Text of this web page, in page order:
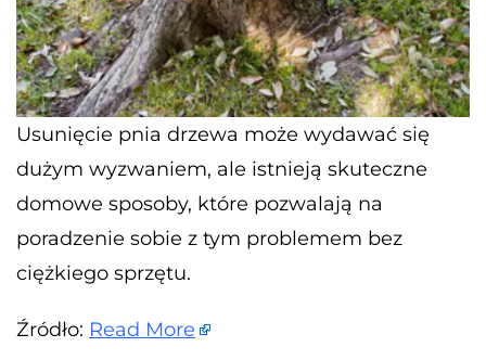
Usunięcie pnia drzewa może wydawać się
dużym wyzwaniem, ale istnieją skuteczne
domowe sposoby, które pozwalają na
poradzenie sobie z tym problemem bez
ciężkiego sprzętu.
Źródło: Read More